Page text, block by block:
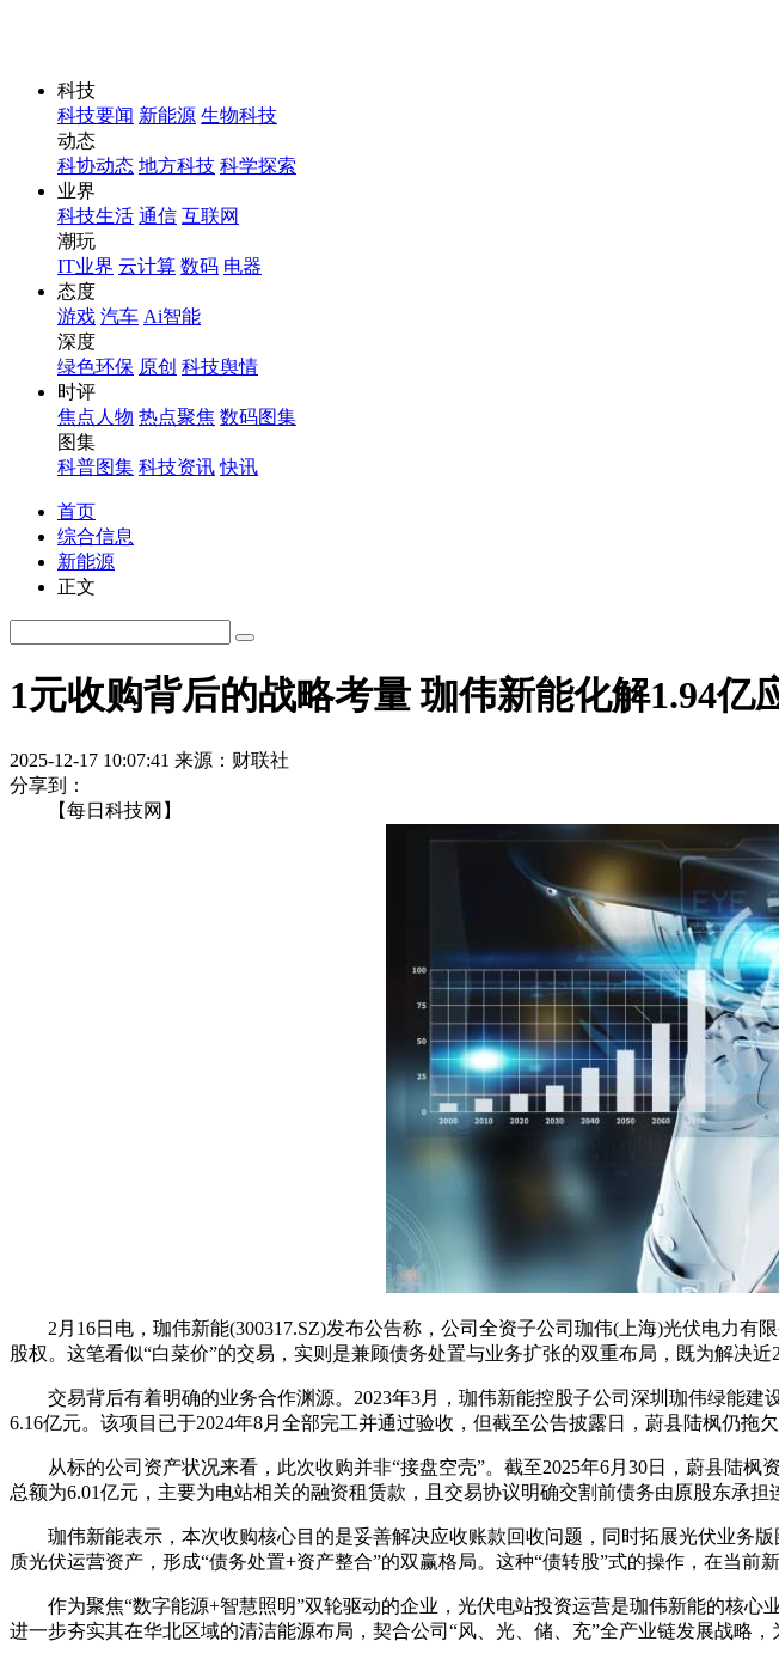
科技
科技要闻 新能源 生物科技
动态
科协动态 地方科技 科学探索
业界
科技生活 通信 互联网
潮玩
IT业界 云计算 数码 电器
态度
游戏 汽车 Ai智能
深度
绿色环保 原创 科技舆情
时评
焦点人物 热点聚焦 数码图集
图集
科普图集 科技资讯 快讯
首页
综合信息
新能源
正文
1元收购背后的战略考量 珈伟新能化解1.94
2025-12-17 10:07:41 来源：财联社
分享到：
【每日科技网】
2月16日电，珈伟新能(300317.SZ)发布公告称，公司全资子公司珈伟(上海)光伏电力有
股权。这笔看似“白菜价”的交易，实则是兼顾债务处置与业务扩张的双重布局，既为解决
交易背后有着明确的业务合作渊源。2023年3月，珈伟新能控股子公司深圳珈伟绿能建
6.16亿元。该项目已于2024年8月全部完工并通过验收，但截至公告披露日，蔚县陆枫仍拖
从标的公司资产状况来看，此次收购并非“接盘空壳”。截至2025年6月30日，蔚县陆枫
总额为6.01亿元，主要为电站相关的融资租赁款，且交易协议明确交割前债务由原股东承担
珈伟新能表示，本次收购核心目的是妥善解决应收账款回收问题，同时拓展光伏业务
质光伏运营资产，形成“债务处置+资产整合”的双赢格局。这种“债转股”式的操作，在当
作为聚焦“数字能源+智慧照明”双轮驱动的企业，光伏电站投资运营是珈伟新能的核心
进一步夯实其在华北区域的清洁能源布局，契合公司“风、光、储、充”全产业链发展战略，